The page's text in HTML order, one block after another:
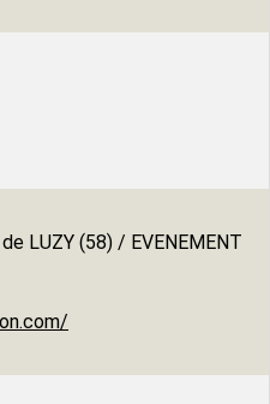
LUZY (58) / EVENEMENT